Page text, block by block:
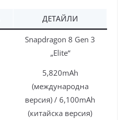
ДЕТАЙЛИ
Snapdragon 8 Gen 3
„Elite“
5,820mAh
(международна
версия) / 6,100mAh
(китайска версия)